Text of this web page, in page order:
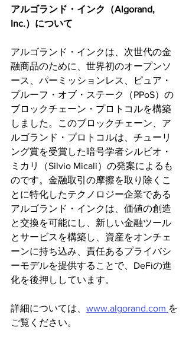
アルゴランド・インク（Algorand,
Inc.）について
アルゴランド・インクは、次世代の金
融商品のために、世界初のオープンソ
ース、パーミッションレス、ピュア・
プルーフ・オブ・ステーク（PPoS）の
ブロックチェーン・プロトコルを構築
しました。このブロックチェーン、ア
ルゴランド・プロトコルは、チューリ
ング賞を受賞した暗号学者シルビオ・
ミカリ（Silvio Micali）の発案によるも
のです。金融取引の摩擦を取り除くこ
とに特化したテクノロジー企業である
アルゴランド・インクは、価値の創造
と交換を可能にし、新しい金融ツール
とサービスを構築し、資産をオンチェ
ーンに持ち込み、責任あるプライバシ
ーモデルを提供することで、DeFiの進
化を後押ししています。
詳細については、 www.algorand.com を
ご覧ください。